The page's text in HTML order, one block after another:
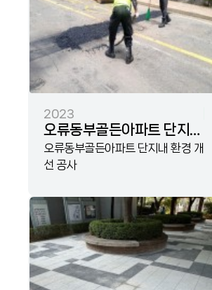
2023
오류동부골든아파트 단지내
환경 개선 공사
오류동부골든아파트 단지내 환경 개
선 공사